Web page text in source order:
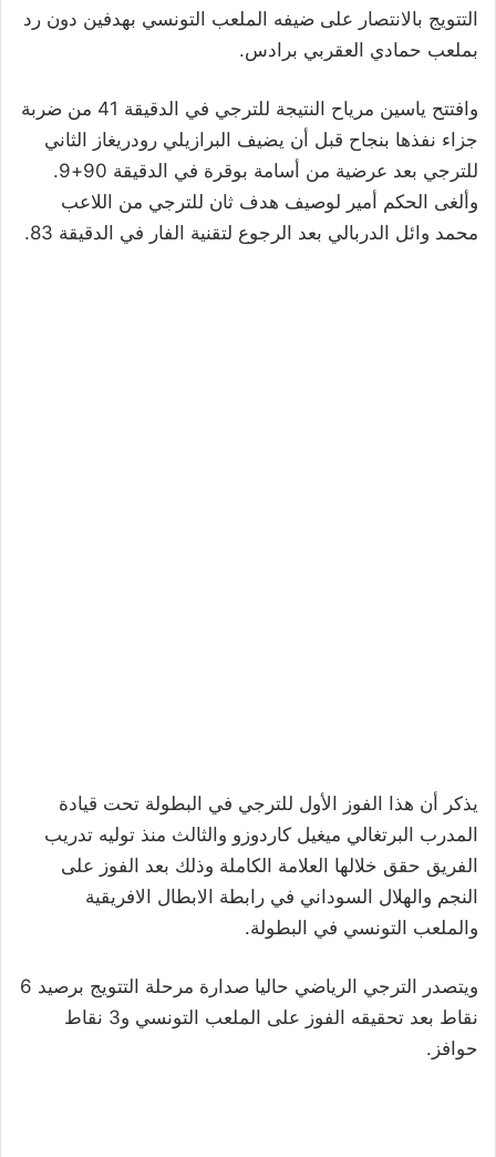
التتويج بالانتصار على ضيفه الملعب التونسي بهدفين دون رد
بملعب حمادي العقربي برادس.
وافتتح ياسين مرياح النتيجة للترجي في الدقيقة 41 من ضربة
جزاء نفذها بنجاح قبل أن يضيف البرازيلي رودريغاز الثاني
للترجي بعد عرضية من أسامة بوقرة في الدقيقة 90+9.
وألغى الحكم أمير لوصيف هدف ثان للترجي من اللاعب
محمد وائل الدربالي بعد الرجوع لتقنية الفار في الدقيقة 83.
يذكر أن هذا الفوز الأول للترجي في البطولة تحت قيادة
المدرب البرتغالي ميغيل كاردوزو والثالث منذ توليه تدريب
الفريق حقق خلالها العلامة الكاملة وذلك بعد الفوز على
النجم والهلال السوداني في رابطة الابطال الافريقية
والملعب التونسي في البطولة.
ويتصدر الترجي الرياضي حاليا صدارة مرحلة التتويج برصيد 6
نقاط بعد تحقيقه الفوز على الملعب التونسي و3 نقاط
حوافز.